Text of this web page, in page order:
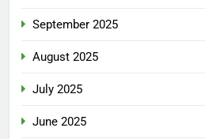
September 2025
August 2025
July 2025
June 2025